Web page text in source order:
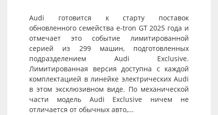
Audi готовится к старту поставок
обновленного семейства e-tron GT 2025 года и
отмечает это событие лимитированной
серией из 299 машин, подготовленных
подразделением Audi Exclusive.
Лимитированная версия доступна с каждой
комплектацией в линейке электрических Audi
в этом эксклюзивном виде. По механической
части модель Audi Exclusive ничем не
отличается от обычных авто,...